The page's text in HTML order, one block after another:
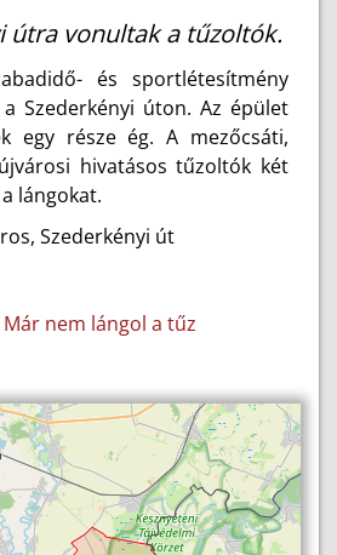
útra vonultak a tűzoltók.
és sportlétesítmény
Szederkényi úton. Az épület
egy része ég. A mezőcsáti,
hivatásos tűzoltók két
lángokat.
Szederkényi út
Már nem lángol a tűz